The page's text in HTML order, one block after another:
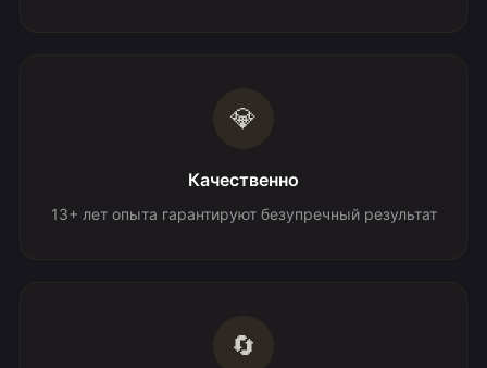
💎
Качественно
13+ лет опыта гарантируют безупречный результат
🔄